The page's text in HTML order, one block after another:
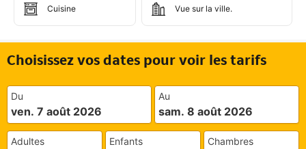
Cuisine Vue sur la ville.
Choisissez vos dates pour voir les tarifs
Du
ven. 7 août 2026
Au
sam. 8 août 2026
Adultes Enfants Chambres